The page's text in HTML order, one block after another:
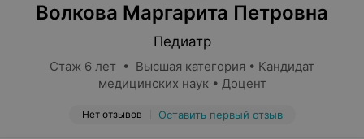
Волкова Маргарита Петровна
Педиатр
Стаж 6 лет • Высшая категория • Кандидат
медицинских наук • Доцент
Нет отзывов Оставить первый отзыв